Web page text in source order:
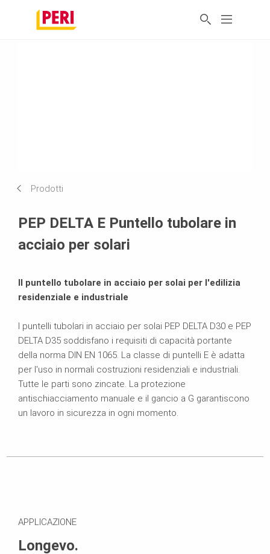
Prodotti
PEP DELTA E Puntello tubolare in
acciaio per solari
Il puntello tubolare in acciaio per solai per l'edilizia
residenziale e industriale
I puntelli tubolari in acciaio per solai PEP DELTA D30 e PEP
DELTA D35 soddisfano i requisiti di capacità portante
della norma DIN EN 1065. La classe di puntelli E è adatta
per l'uso in normali costruzioni residenziali e industriali.
Tutte le parti sono zincate. La protezione
antischiacciamento manuale e il gancio a G garantiscono
un lavoro in sicurezza in ogni momento.
APPLICAZIONE
Longevo.